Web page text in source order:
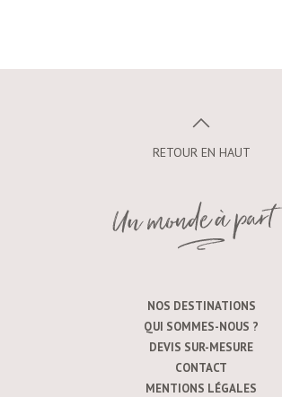
RETOUR EN HAUT
NOS DESTINATIONS
QUI SOMMES-NOUS ?
DEVIS SUR-MESURE
CONTACT
MENTIONS LÉGALES